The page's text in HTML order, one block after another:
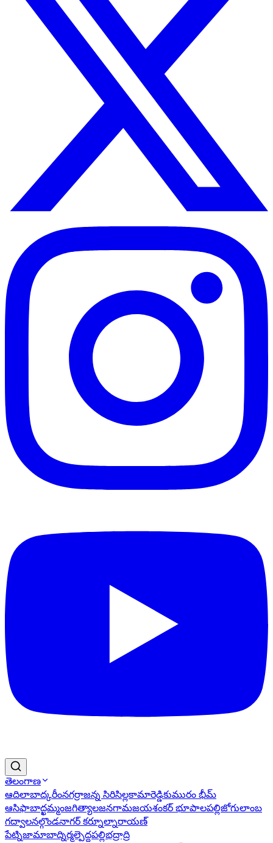
తెలంగాణ
ఆదిలాబాద్కరీంనగర్రాజన్న సిరిసిల్లకామారెడ్డికుమురం భీమ్
ఆసిఫాబాద్ఖమ్మంజగిత్యాలజనగామజయశంకర్ భూపాలపల్లిజోగులాంబ
గద్వాలనల్గొండనాగర్ కర్నూల్నారాయణ్
పేట్నిజామాబాద్నిర్మల్పెద్దపల్లిభద్రాద్రి